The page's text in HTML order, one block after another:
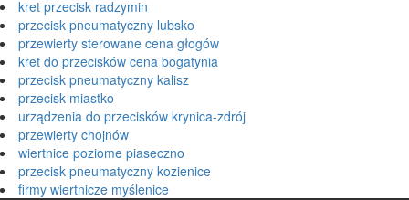
kret przecisk radzymin
przecisk pneumatyczny lubsko
przewierty sterowane cena głogów
kret do przecisków cena bogatynia
przecisk pneumatyczny kalisz
przecisk miastko
urządzenia do przecisków krynica-zdrój
przewierty chojnów
wiertnice poziome piaseczno
przecisk pneumatyczny kozienice
firmy wiertnicze myślenice